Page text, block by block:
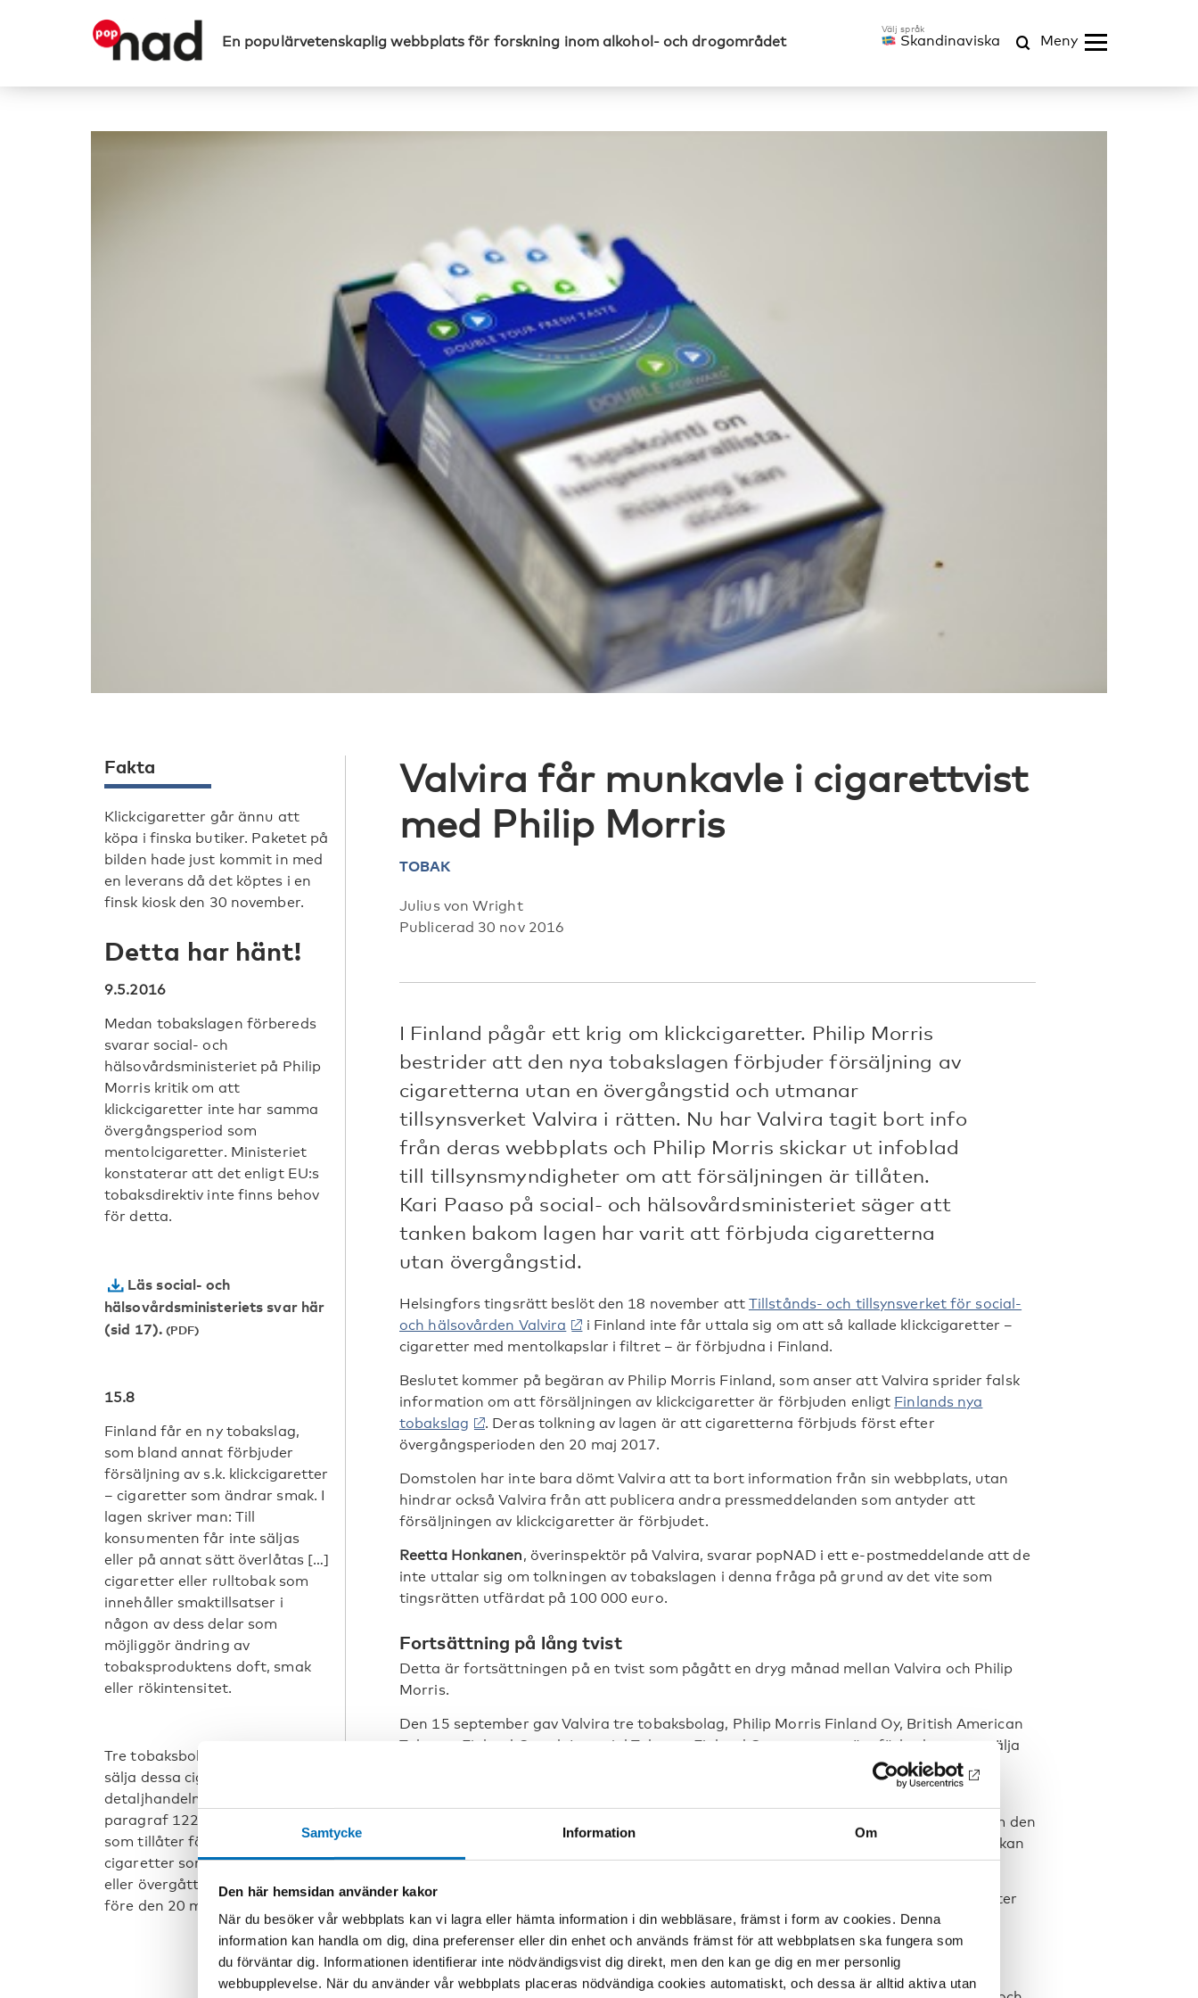
Samtycke Information Om
Den här hemsidan använder kakor
När du besöker vår webbplats kan vi lagra eller hämta information i din webbläsare, främst i form av cookies. Denna
information kan handla om dig, dina preferenser eller din enhet och används främst för att webbplatsen ska fungera som
du förväntar dig. Informationen identifierar inte nödvändigsvist dig direkt, men den kan ge dig en mer personlig
webbupplevelse. När du använder vår webbplats placeras nödvändiga cookies automatiskt, och dessa är alltid aktiva utan
En populärvetenskaplig webbplats för forskning inom alkohol- och drogområdet Skandinaviska Meny
Valvira får munkavle i cigarettvist
med Philip Morris
TOBAK
Julius von Wright
Publicerad 30 nov 2016
I Finland pågår ett krig om klickcigaretter. Philip Morris
bestrider att den nya tobakslagen förbjuder försäljning av
cigaretterna utan en övergångstid och utmanar
tillsynsverket Valvira i rätten. Nu har Valvira tagit bort info
från deras webbplats och Philip Morris skickar ut infoblad
till tillsynsmyndigheter om att försäljningen är tillåten.
Kari Paaso på social- och hälsovårdsministeriet säger att
tanken bakom lagen har varit att förbjuda cigaretterna
utan övergångstid.
Helsingfors tingsrätt beslöt den 18 november att Tillstånds- och tillsynsverket för social-
och hälsovården Valvira
i Finland inte får uttala sig om att så kallade klickcigaretter –
cigaretter med mentolkapslar i filtret – är förbjudna i Finland.
Beslutet kommer på begäran av Philip Morris Finland, som anser att Valvira sprider falsk
information om att försäljningen av klickcigaretter är förbjuden enligt Finlands nya
tobakslag
. Deras tolkning av lagen är att cigaretterna förbjuds först efter
övergångsperioden den 20 maj 2017.
Domstolen har inte bara dömt Valvira att ta bort information från sin webbplats, utan
hindrar också Valvira från att publicera andra pressmeddelanden som antyder att
försäljningen av klickcigaretter är förbjudet.
Reetta Honkanen, överinspektör på Valvira, svarar popNAD i ett e-postmeddelande att de
inte uttalar sig om tolkningen av tobakslagen i denna fråga på grund av det vite som
tingsrätten utfärdat på 100 000 euro.
Fortsättning på lång tvist
Detta är fortsättningen på en tvist som pågått en dryg månad mellan Valvira och Philip
Morris.
Den 15 september gav Valvira tre tobaksbolag, Philip Morris Finland Oy, British American
Tobacco Finland Oy och Imperial Tobacco Finland Oy, ett temporärt förbud mot att sälja
klickcigaretter till detaljhandeln då det visade sig att tobaksbolagen fortsatte sälja
Philip Morris och Imperial Tobacco överklagade i Helsingfors förvaltningsdomstol, som den
8 november beslutade att Valvira måste upphäva sitt förbud tills ett slutgiltigt beslut kan
fattas i frågan, senast den 31 mars 2017.
Ett par dagar senare publicerade Valvira ett pressmeddelande med rubriken ”Cigaretter
som ändrar smak får inte säljas till konsumenter” i vilket de konstaterar att lagen är
entydig – att sälja klickcigaretter är förbjudet.
Detta fick Philip Morris att skicka en förfrågan till Helsingfors tingsrätt om ett
Fakta
Klickcigaretter går ännu att
köpa i finska butiker. Paketet på
bilden hade just kommit in med
en leverans då det köptes i en
finsk kiosk den 30 november.
Detta har hänt!
9.5.2016
Medan tobakslagen förbereds
svarar social- och
hälsovårdsministeriet på Philip
Morris kritik om att
klickcigaretter inte har samma
övergångsperiod som
mentolcigaretter. Ministeriet
konstaterar att det enligt EU:s
tobaksdirektiv inte finns behov
för detta.
Läs social- och
hälsovårdsministeriets svar här
(sid 17).
15.8
Finland får en ny tobakslag,
som bland annat förbjuder
försäljning av s.k. klickcigaretter
– cigaretter som ändrar smak. I
lagen skriver man: Till
konsumenten får inte säljas
eller på annat sätt överlåtas […]
cigaretter eller rulltobak som
innehåller smaktillsatser i
någon av dess delar som
möjliggör ändring av
tobaksproduktens doft, smak
eller rökintensitet.
Tre tobaksbolag fortsätter att
sälja dessa cigaretter till
detaljhandeln. De hänvisar till
paragraf 122 i den nya lagen
som tillåter försäljning av
cigaretter som har ”tillverkats
eller övergått till fri omsättning
före den 20 maj 2016.”